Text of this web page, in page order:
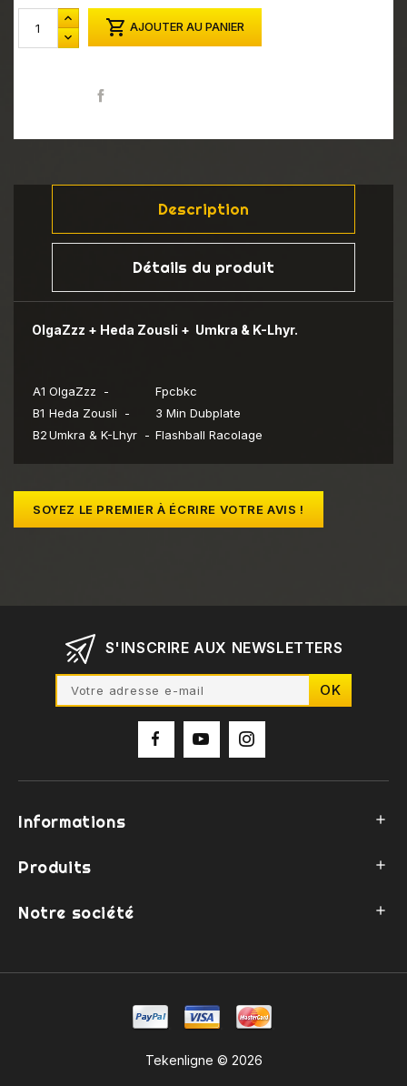
 AJOUTER AU PANIER
Description
Détails du produit
OlgaZzz + Heda Zousli + Umkra & K-Lhyr.
A1 OlgaZzz -
Fpcbkc
B1 Heda Zousli -
3 Min Dubplate
B2Umkra & K-Lhyr - Flashball Racolage
SOYEZ LE PREMIER À ÉCRIRE VOTRE AVIS !
S'INSCRIRE AUX NEWSLETTERS
Informations 
Produits 
Notre société 
Tekenligne © 2026